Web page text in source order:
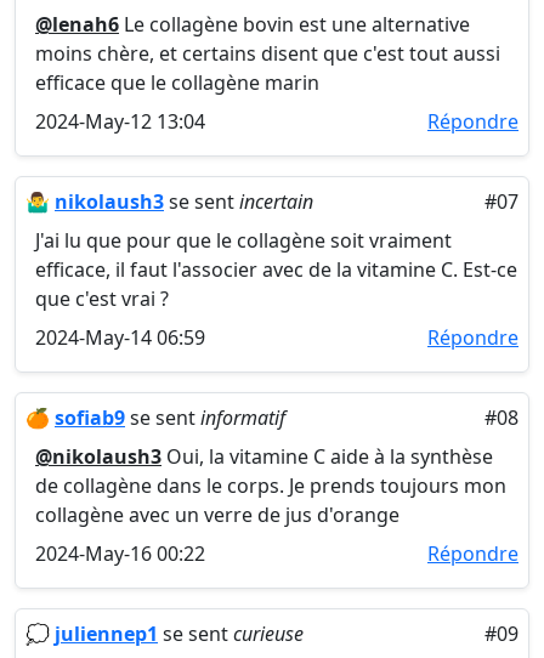
@lenah6 Le collagène bovin est une alternative
moins chère, et certains disent que c'est tout aussi
efficace que le collagène marin
2024-May-12 13:04
Répondre
🤷‍♂️ nikolaush3se sentincertain
#07
J'ai lu que pour que le collagène soit vraiment
efficace, il faut l'associer avec de la vitamine C. Est-ce
que c'est vrai ?
2024-May-14 06:59
Répondre
🍊 sofiab9se sentinformatif
#08
@nikolaush3 Oui, la vitamine C aide à la synthèse
de collagène dans le corps. Je prends toujours mon
collagène avec un verre de jus d'orange
2024-May-16 00:22
Répondre
💭 juliennep1 se sentcurieuse
#09